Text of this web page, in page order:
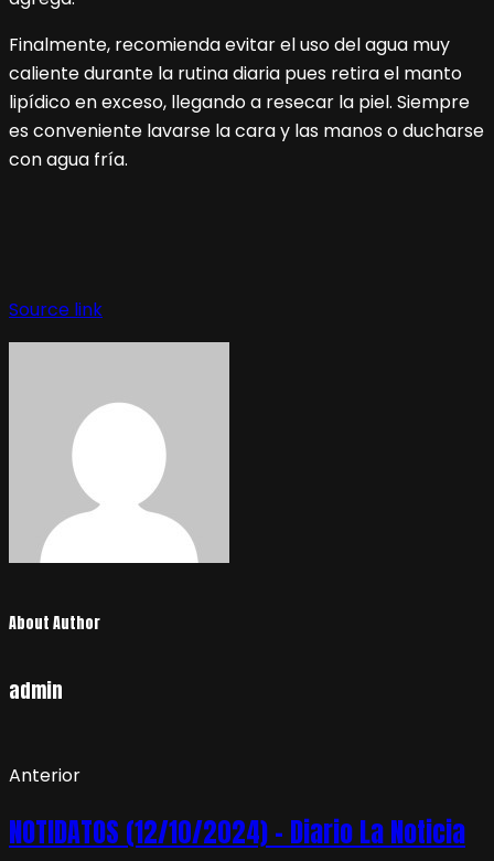
Finalmente, recomienda evitar el uso del agua muy
caliente durante la rutina diaria pues retira el manto
lipídico en exceso, llegando a resecar la piel. Siempre
es conveniente lavarse la cara y las manos o ducharse
con agua fría.
de
entradas
Source link
About Author
admin
Anterior
NOTIDATOS (12/10/2024) – Diario La Noticia